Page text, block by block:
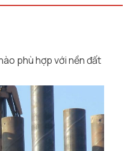
phù hợp với nền đất